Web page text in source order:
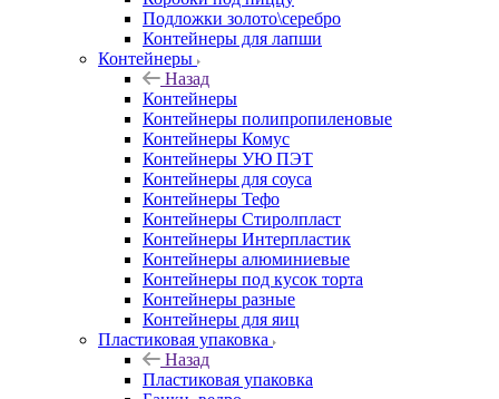
Подложки золото\серебро
Контейнеры для лапши
Контейнеры
Назад
Контейнеры
Контейнеры полипропиленовые
Контейнеры Комус
Контейнеры УЮ ПЭТ
Контейнеры для соуса
Контейнеры Тефо
Контейнеры Стиролпласт
Контейнеры Интерпластик
Контейнеры алюминиевые
Контейнеры под кусок торта
Контейнеры разные
Контейнеры для яиц
Пластиковая упаковка
Назад
Пластиковая упаковка